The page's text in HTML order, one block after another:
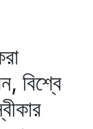
বিশ্বে